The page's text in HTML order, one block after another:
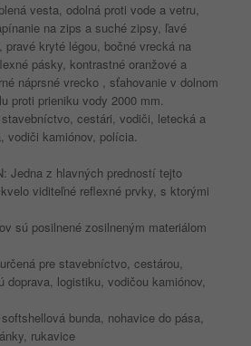
vesta, odolná proti vode a vetru,
na zips a suché zipsy, ľavé
pravé kryté légou, bočné vrecká na
pásky, kontrastné oranžové a
náprsné vrecko , sťahovanie v dolnom
proti prieniku vody 2000 mm.
stavebníctvo, cestári, vodiči, letecká a
vodiči kamiónov, polícia.
Jedna z hlavných predností tejto
viditeľné reflexné prvky, s ktorými
sú posilnené zosilneným materiálom
pre stavebníctvo, cestárou,
doprava, logistiku, vodičou kamiónov,
bunda, nohavice do pása,
rukavice